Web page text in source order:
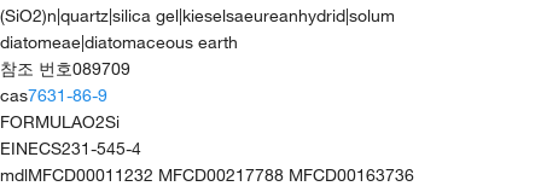
(SiO2)n|quartz|silica gel|kieselsaeureanhydrid|solum
diatomeae|diatomaceous earth
참조 번호089709
cas7631-86-9
FORMULAO2Si
EINECS231-545-4
mdlMFCD00011232 MFCD00217788 MFCD00163736